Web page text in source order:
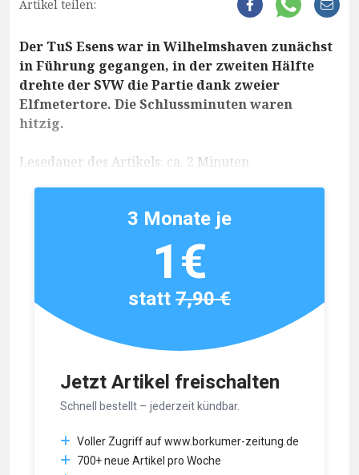
Artikel teilen:
Der TuS Esens war in Wilhelmshaven zunächst
in Führung gegangen, in der zweiten Hälfte
drehte der SVW die Partie dank zweier
Elfmetertore. Die Schlussminuten waren
hitzig.
Lesedauer des Artikels: ca. 2 Minuten
Jetzt Artikel freischalten
Schnell bestellt – jederzeit kündbar.
Voller Zugriff auf www.borkumer-zeitung.de
700+ neue Artikel pro Woche
3 Monate je
1€
statt7,90 €